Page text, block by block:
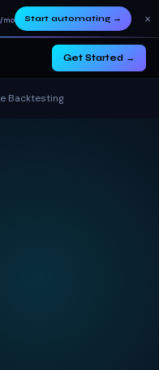
/mo Start automating→ ×
Get Started →
Backtesting